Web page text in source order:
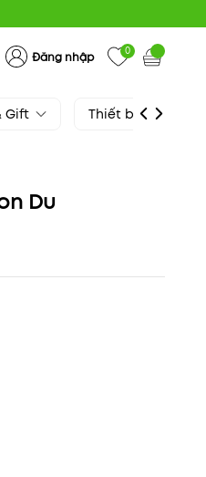
Đăng nhập 0
Gift Thiết bị làm đẹp
Du